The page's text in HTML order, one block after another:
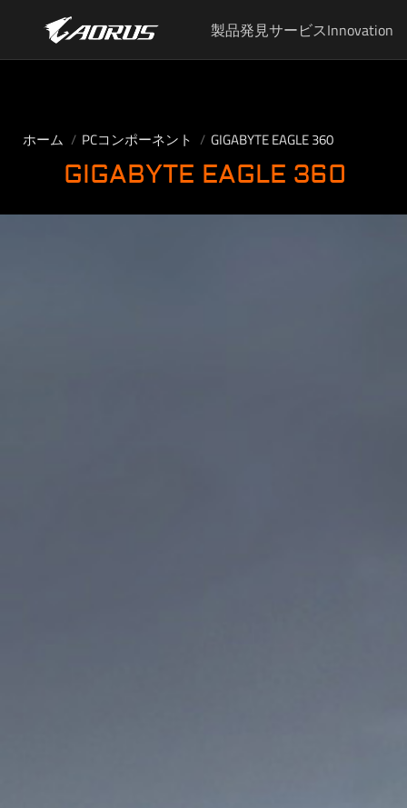
製品発見サービスInnovation
ホーム PCコンポーネント GIGABYTE EAGLE 360
GIGABYTE EAGLE 360